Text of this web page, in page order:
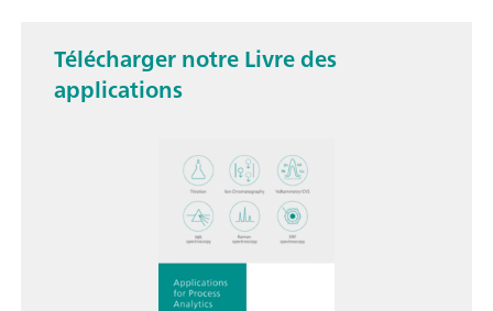
Télécharger notre Livre des
applications